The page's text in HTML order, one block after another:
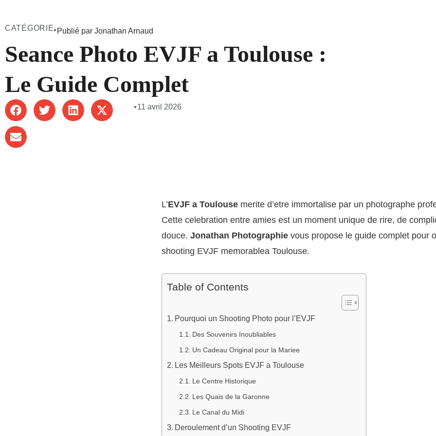
CATÉGORIE• Publié par Jonathan Arnaud
Seance Photo EVJF a Toulouse :
Le Guide Complet
•11 avril 2026
L’EVJF a Toulouse merite d’etre immortalise par un photographe
Cette celebration entre amies est un moment unique de rire, de
douce. Jonathan Photographie vous propose le guide complet pour
shooting EVJF memorablea Toulouse.
Table of Contents
Pourquoi un Shooting Photo pour l’EVJF
Des Souvenirs Inoubliables
Un Cadeau Original pour la Mariee
Les Meilleurs Spots EVJF a Toulouse
Le Centre Historique
Les Quais de la Garonne
Le Canal du Midi
Deroulement d’un Shooting EVJF